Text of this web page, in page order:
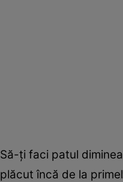
Să-ți faci patul
plăcut încă de la